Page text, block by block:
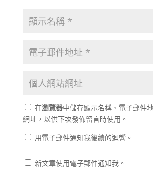
在瀏覽器中儲存顯示名稱、電子郵件
網址，以供下次發佈留言時使用。
用電子郵件通知我後續的迴響。
新文章使用電子郵件通知我。